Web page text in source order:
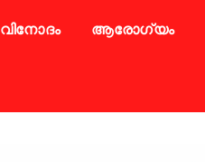
വിനോദം ആരോഗ്യം